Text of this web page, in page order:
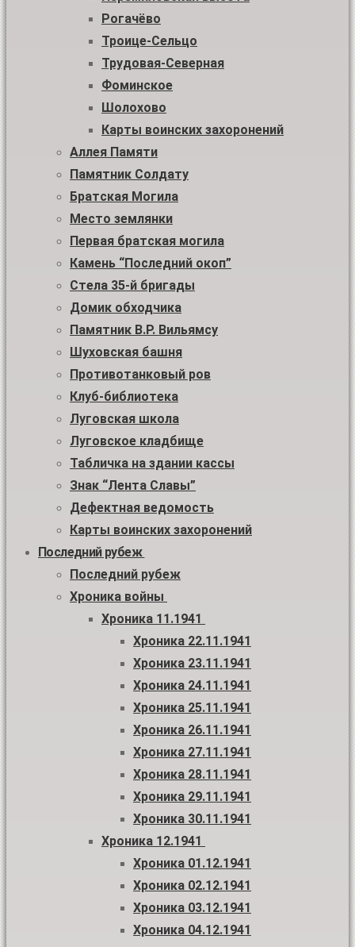
Рогачёво
Троице-Сельцо
Трудовая-Северная
Фоминское
Шолохово
Карты воинских захоронений
Аллея Памяти
Памятник Солдату
Братская Могила
Место землянки
Первая братская могила
Камень “Последний окоп”
Стела 35-й бригады
Домик обходчика
Памятник В.Р. Вильямсу
Шуховская башня
Противотанковый ров
Клуб-библиотека
Луговская школа
Луговское кладбище
Табличка на здании кассы
Знак “Лента Славы”
Дефектная ведомость
Карты воинских захоронений
Последний рубеж
Последний рубеж
Хроника войны
Хроника 11.1941
Хроника 22.11.1941
Хроника 23.11.1941
Хроника 24.11.1941
Хроника 25.11.1941
Хроника 26.11.1941
Хроника 27.11.1941
Хроника 28.11.1941
Хроника 29.11.1941
Хроника 30.11.1941
Хроника 12.1941
Хроника 01.12.1941
Хроника 02.12.1941
Хроника 03.12.1941
Хроника 04.12.1941